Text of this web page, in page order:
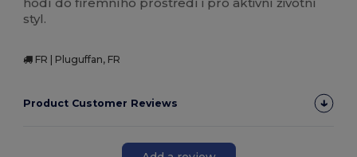
styl.
FR | Pluguffan, FR
Product Customer Reviews